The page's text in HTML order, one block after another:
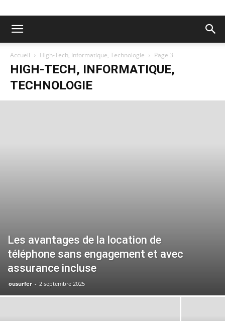
Accueil High-Tech, Informatique, Technologie Page 3
HIGH-TECH, INFORMATIQUE,
TECHNOLOGIE
Les avantages de la location de
téléphone sans engagement et avec
assurance incluse
ousurfer - 2 septembre 2025